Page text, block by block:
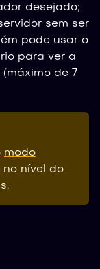
desejado;
sem ser
pode usar o
para ver a
de 7
modo
no nível do